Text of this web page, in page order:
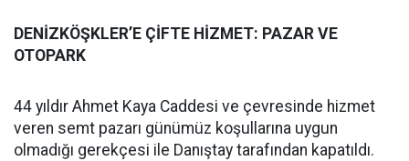
DENİZKÖŞKLER’E ÇİFTE HİZMET: PAZAR VE
OTOPARK
44 yıldır Ahmet Kaya Caddesi ve çevresinde hizmet
veren semt pazarı günümüz koşullarına uygun
olmadığı gerekçesi ile Danıştay tarafından kapatıldı.